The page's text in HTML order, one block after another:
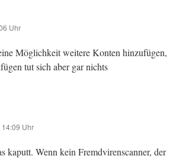
Uhr
Möglichkeit weitere Konten hinzufügen,
tut sich aber gar nichts
Uhr
kaputt. Wenn kein Fremdvirenscanner, der